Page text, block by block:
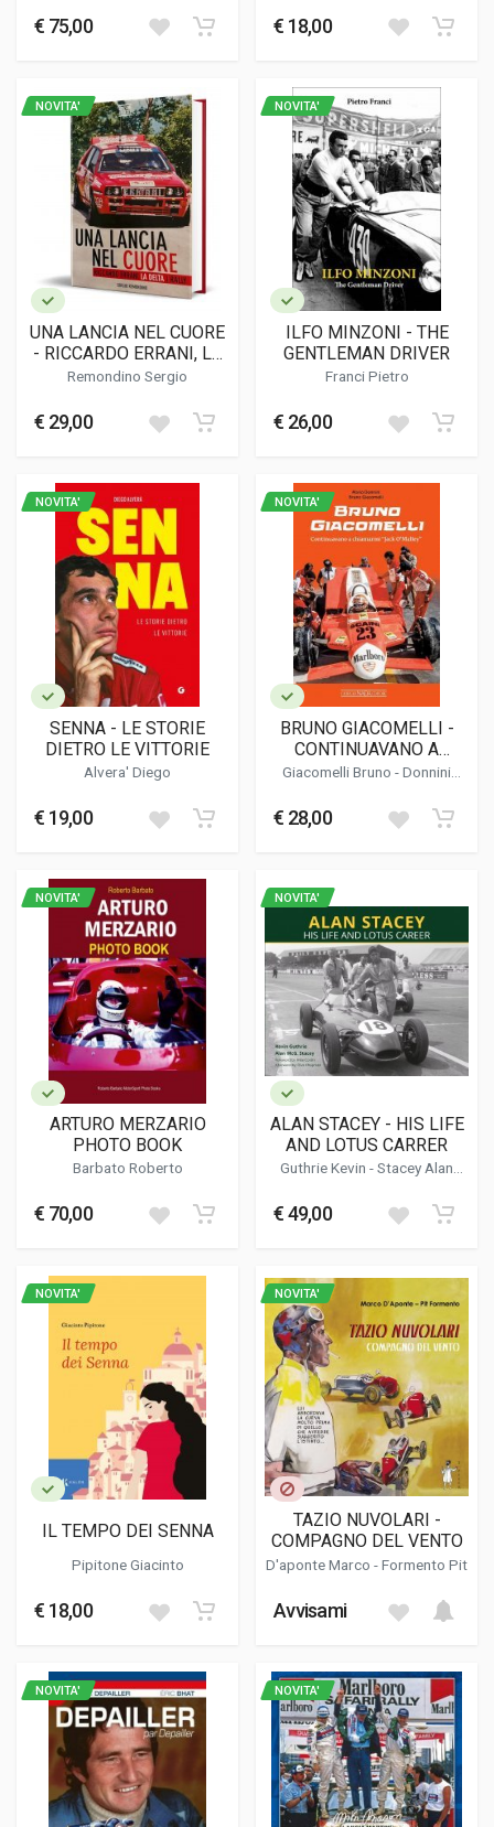
€ 75,00 € 18,00
NOVITA'
UNA LANCIA NEL CUORE
- RICCARDO ERRANI, LA
DELTA, I RALLY
Remondino Sergio
€ 29,00
NOVITA'
ILFO MINZONI - THE
GENTLEMAN DRIVER
Franci Pietro
€ 26,00
NOVITA'
SENNA - LE STORIE
DIETRO LE VITTORIE
Alvera' Diego
€ 19,00
NOVITA'
BRUNO GIACOMELLI -
CONTINUAVANO A
CHIAMARMI JACK
Giacomelli Bruno -Donnini
€ 28,00
NOVITA'
ARTURO MERZARIO
PHOTO BOOK
Barbato Roberto
€ 70,00
NOVITA'
ALAN STACEY - HIS LIFE
AND LOTUS CARRER
Guthrie Kevin - Stacey Alan
€ 49,00
NOVITA'
IL TEMPO DEI SENNA
Pipitone Giacinto
€ 18,00
NOVITA'
TAZIO NUVOLARI -
COMPAGNO DEL VENTO
D'aponte Marco - Formento Pit
Avvisami
NOVITA' NOVITA'